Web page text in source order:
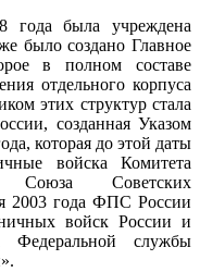
года была учреждена
было создано Главное
в полном составе
отдельного корпуса
этих структур стала
созданная Указом
которая до этой даты
войска Комитета
Союза Советских
2003 года ФПС России
войск России и
Федеральной службы